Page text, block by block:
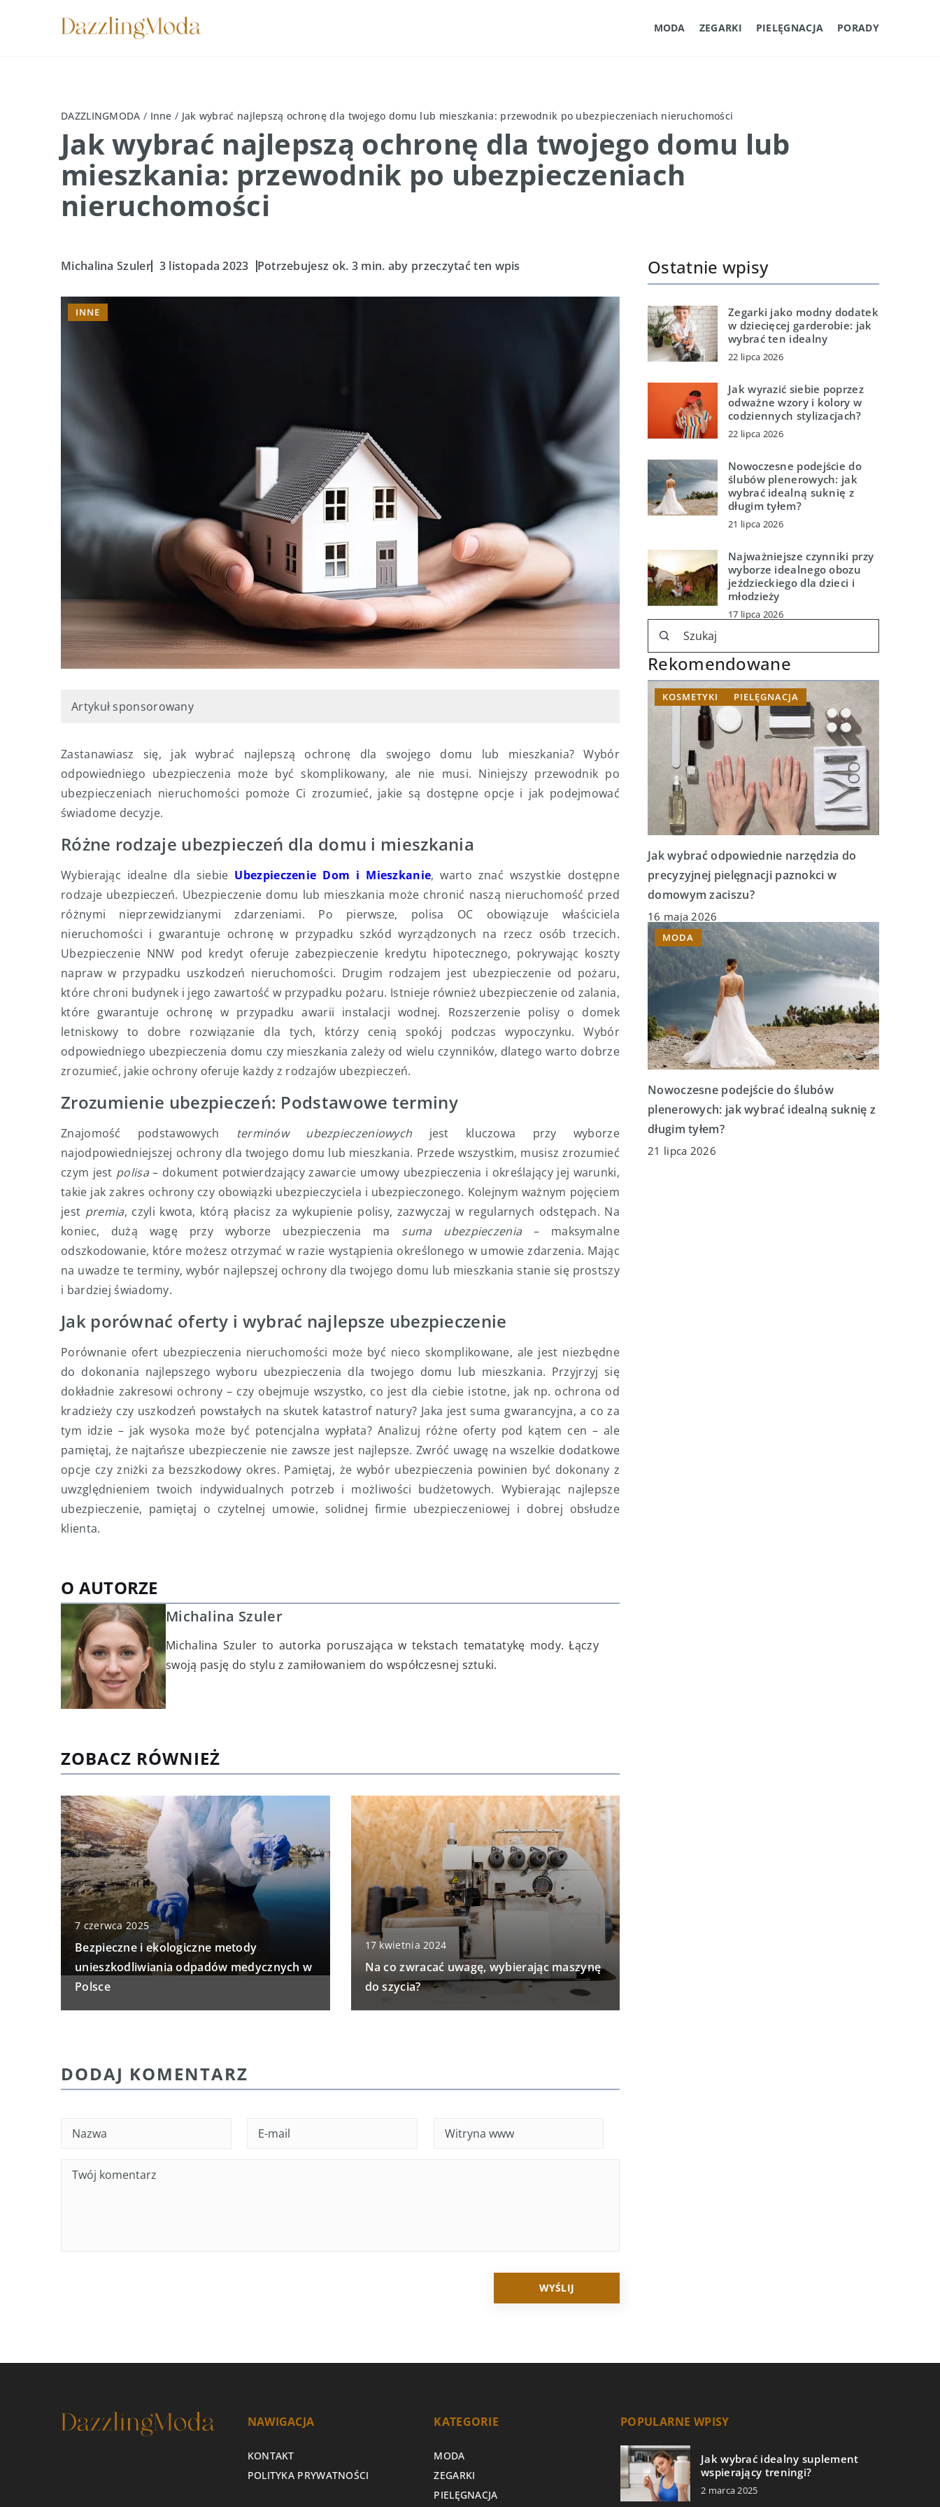
MODA ZEGARKI PIELĘGNACJA PORADY
DAZZLINGMODA / Inne / Jak wybrać najlepszą ochronę dla twojego domu lub mieszkania: przewodnik po ubezpieczeniach nieruchomości
Jak wybrać najlepszą ochronę dla twojego domu lub
mieszkania: przewodnik po ubezpieczeniach
nieruchomości
Michalina Szuler 3 listopada 2023 Potrzebujesz ok. 3 min. aby przeczytać ten wpis
INNE
Artykuł sponsorowany
Zastanawiasz się, jak wybrać najlepszą ochronę dla swojego domu lub mieszkania? Wybór
odpowiedniego ubezpieczenia może być skomplikowany, ale nie musi. Niniejszy przewodnik po
ubezpieczeniach nieruchomości pomoże Ci zrozumieć, jakie są dostępne opcje i jak podejmować
świadome decyzje.
Różne rodzaje ubezpieczeń dla domu i mieszkania
Wybierając idealne dla siebie Ubezpieczenie Dom i Mieszkanie, warto znać wszystkie dostępne
rodzaje ubezpieczeń. Ubezpieczenie domu lub mieszkania może chronić naszą nieruchomość przed
różnymi nieprzewidzianymi zdarzeniami. Po pierwsze, polisa OC obowiązuje właściciela
nieruchomości i gwarantuje ochronę w przypadku szkód wyrządzonych na rzecz osób trzecich.
Ubezpieczenie NNW pod kredyt oferuje zabezpieczenie kredytu hipotecznego, pokrywając koszty
napraw w przypadku uszkodzeń nieruchomości. Drugim rodzajem jest ubezpieczenie od pożaru,
które chroni budynek i jego zawartość w przypadku pożaru. Istnieje również ubezpieczenie od zalania,
które gwarantuje ochronę w przypadku awarii instalacji wodnej. Rozszerzenie polisy o domek
letniskowy to dobre rozwiązanie dla tych, którzy cenią spokój podczas wypoczynku. Wybór
odpowiedniego ubezpieczenia domu czy mieszkania zależy od wielu czynników, dlatego warto dobrze
zrozumieć, jakie ochrony oferuje każdy z rodzajów ubezpieczeń.
Zrozumienie ubezpieczeń: Podstawowe terminy
Znajomość podstawowych terminów ubezpieczeniowych jest kluczowa przy wyborze
najodpowiedniejszej ochrony dla twojego domu lub mieszkania. Przede wszystkim, musisz zrozumieć
czym jest polisa– dokument potwierdzający zawarcie umowy ubezpieczenia i określający jej warunki,
takie jak zakres ochrony czy obowiązki ubezpieczyciela i ubezpieczonego. Kolejnym ważnym pojęciem
jest premia, czyli kwota, którą płacisz za wykupienie polisy, zazwyczaj w regularnych odstępach. Na
koniec, dużą wagę przy wyborze ubezpieczenia ma suma ubezpieczenia – maksymalne
odszkodowanie, które możesz otrzymać w razie wystąpienia określonego w umowie zdarzenia. Mając
na uwadze te terminy, wybór najlepszej ochrony dla twojego domu lub mieszkania stanie się prostszy
i bardziej świadomy.
Jak porównać oferty i wybrać najlepsze ubezpieczenie
Porównanie ofert ubezpieczenia nieruchomości może być nieco skomplikowane, ale jest niezbędne
do dokonania najlepszego wyboru ubezpieczenia dla twojego domu lub mieszkania. Przyjrzyj się
dokładnie zakresowi ochrony – czy obejmuje wszystko, co jest dla ciebie istotne, jak np. ochrona od
kradzieży czy uszkodzeń powstałych na skutek katastrof natury? Jaka jest suma gwarancyjna, a co za
tym idzie – jak wysoka może być potencjalna wypłata? Analizuj różne oferty pod kątem cen – ale
pamiętaj, że najtańsze ubezpieczenie nie zawsze jest najlepsze. Zwróć uwagę na wszelkie dodatkowe
opcje czy zniżki za bezszkodowy okres. Pamiętaj, że wybór ubezpieczenia powinien być dokonany z
uwzględnieniem twoich indywidualnych potrzeb i możliwości budżetowych. Wybierając najlepsze
ubezpieczenie, pamiętaj o czytelnej umowie, solidnej firmie ubezpieczeniowej i dobrej obsłudze
klienta.
O AUTORZE
Michalina Szuler
Michalina Szuler to autorka poruszająca w tekstach tematatykę mody. Łączy
swoją pasję do stylu z zamiłowaniem do współczesnej sztuki.
ZOBACZ RÓWNIEŻ
7 czerwca 2025
Bezpieczne i ekologiczne metody
unieszkodliwiania odpadów medycznych w
Polsce
17 kwietnia 2024
Na co zwracać uwagę, wybierając maszynę
do szycia?
Ostatnie wpisy
Zegarki jako modny dodatek
w dziecięcej garderobie: jak
wybrać ten idealny
22 lipca 2026
Jak wyrazić siebie poprzez
odważne wzory i kolory w
codziennych stylizacjach?
22 lipca 2026
Nowoczesne podejście do
ślubów plenerowych: jak
wybrać idealną suknię z
długim tyłem?
21 lipca 2026
Najważniejsze czynniki przy
wyborze idealnego obozu
jeździeckiego dla dzieci i
młodzieży
17 lipca 2026
Rekomendowane
KOSMETYKI PIELĘGNACJA
Jak wybrać odpowiednie narzędzia do
precyzyjnej pielęgnacji paznokci w
domowym zaciszu?
16 maja 2026
MODA
Nowoczesne podejście do ślubów
plenerowych: jak wybrać idealną suknię z
długim tyłem?
21 lipca 2026
DODAJ KOMENTARZ
NAWIGACJA
KONTAKT
POLITYKA PRYWATNOŚCI
KATEGORIE
MODA
ZEGARKI
PIELĘGNACJA
POPULARNE WPISY
Jak wybrać idealny suplement
wspierający treningi?
2 marca 2025